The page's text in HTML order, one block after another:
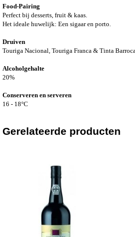
Food-Pairing
Perfect bij desserts, fruit & kaas.
Het ideale huwelijk: Een sigaar en porto.
Druiven
Touriga Nacional, Touriga Franca & Tinta Barroca
Alcoholgehalte
20%
Conserveren en serveren
16 - 18°C
Gerelateerde producten